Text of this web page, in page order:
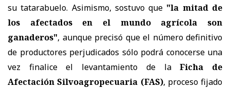
su tatarabuelo. Asimismo, sostuvo que "la mitad de
los afectados en el mundo agrícola son
ganaderos", aunque precisó que el número definitivo
de productores perjudicados sólo podrá conocerse una
vez finalice el levantamiento de laFicha de
Afectación Silvoagropecuaria (FAS), proceso fijado